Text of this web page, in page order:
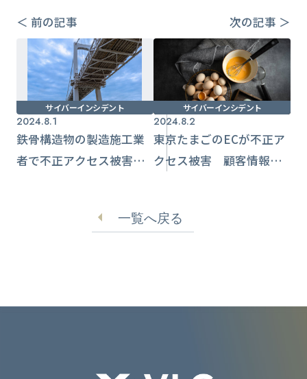
＜ 前の記事 次の記事 ＞
サイバーインシデント
2024.8.1
鉄骨構造物の製造施工業
者で不正アクセス被害
サイバーインシデント
2024.8.2
東京たまごのECが不正ア
クセス被害 顧客情報
一覧へ戻る